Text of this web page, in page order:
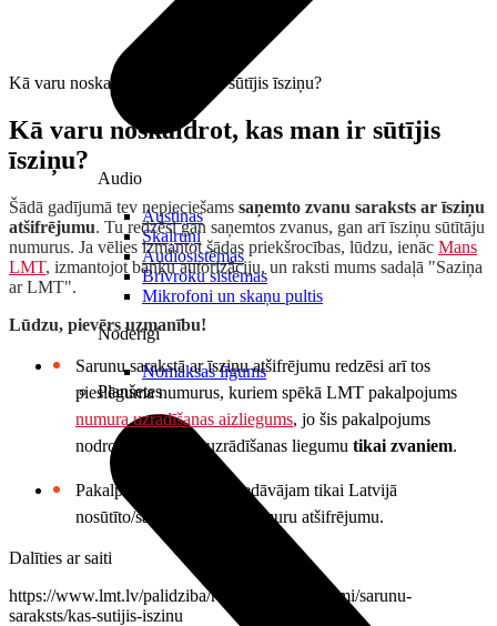
Audio
Austiņas
Skaļruņi
Audiosistēmas
Brīvroku sistēmas
Mikrofoni un skaņu pultis
Noderīgi
Nomaksas līgums
Planšetes
Kā varu noskaidrot, kas man ir sūtījis īsziņu?
Kā varu noskaidrot, kas man ir sūtījis
īsziņu?
Šādā gadījumā tev nepieciešams saņemto zvanu saraksts ar īsziņu
atšifrējumu. Tu redzēsi gan saņemtos zvanus, gan arī īsziņu sūtītāju
numurus. Ja vēlies izmantot šādas priekšrocības, lūdzu, ienāc Mans
LMT, izmantojot banku autorizāciju, un raksti mums sadaļā "Saziņa
ar LMT".
Lūdzu, pievērs uzmanību!
Sarunu sarakstā ar īsziņu atšifrējumu redzēsi arī tos
pieslēguma numurus, kuriem spēkā LMT pakalpojums
numura uzrādīšanas aizliegums, jo šis pakalpojums
nodrošina numura uzrādīšanas liegumu tikai zvaniem.
Pakalpojuma ietvaros piedāvājam tikai Latvijā
nosūtīto/saņemto īsziņu numuru atšifrējumu.
Dalīties ar saiti
https://www.lmt.lv/palidziba/rekini-un-maksajumi/sarunu-
saraksts/kas-sutijis-iszinu